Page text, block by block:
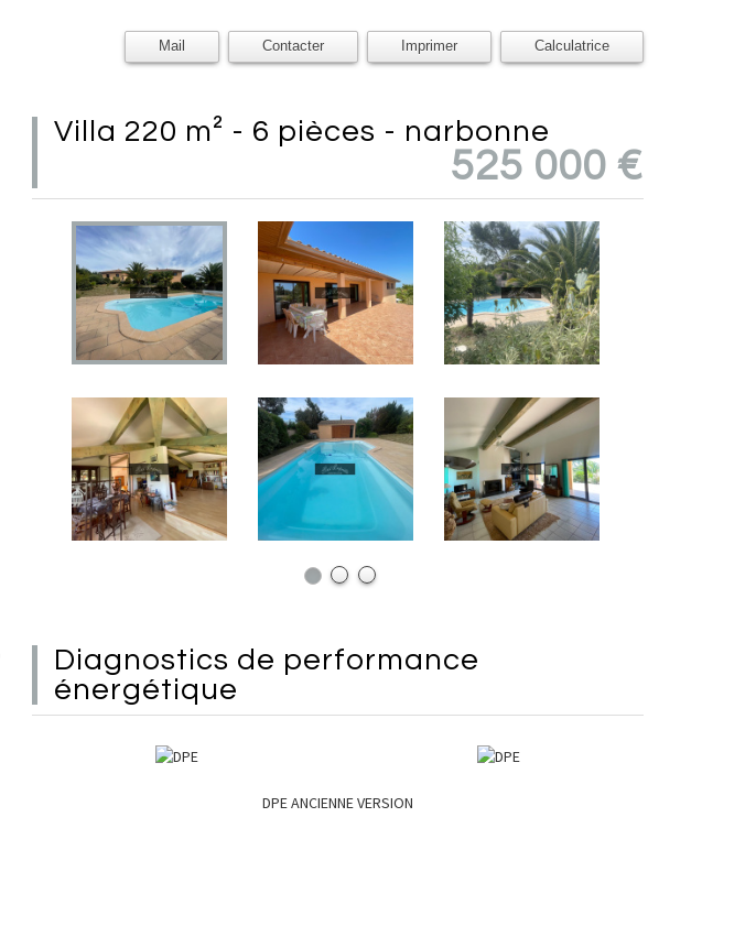
Mail Contacter Imprimer Calculatrice
villa 220 m² - 6 pièces - narbonne
525 000 €
diagnostics de performance
énergétique
DPE ANCIENNE VERSION